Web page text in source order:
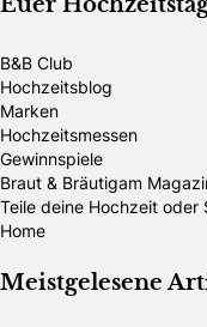
Euer
B&B Club
Hochzeitsblog
Marken
Hochzeitsmessen
Gewinnspiele
Braut & Bräutigam
Teile deine Hochzeit oder
Home
Meistgelesene